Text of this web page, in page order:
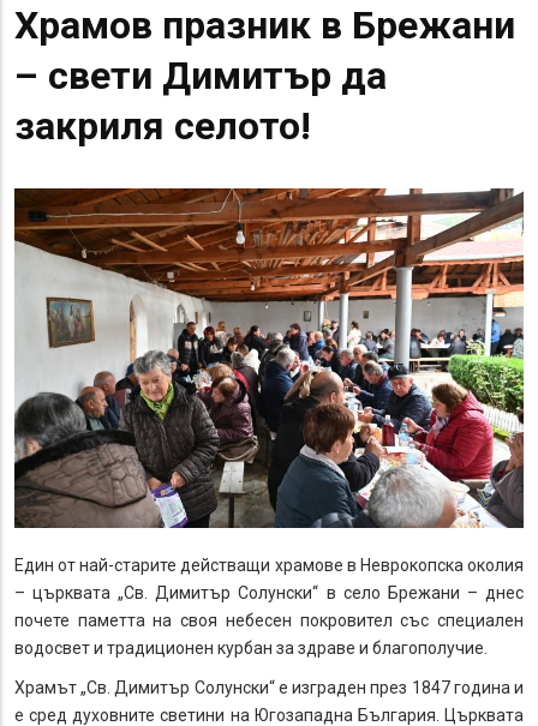
Храмов празник в Брежани
– свети Димитър да
закриля селото!
Един от най-старите действащи храмове в Неврокопска околия
– църквата „Св. Димитър Солунски“ в село Брежани – днес
почете паметта на своя небесен покровител със специален
водосвет и традиционен курбан за здраве и благополучие.
Храмът „Св. Димитър Солунски“ е изграден през 1847 година и
е сред духовните светини на Югозападна България. Църквата